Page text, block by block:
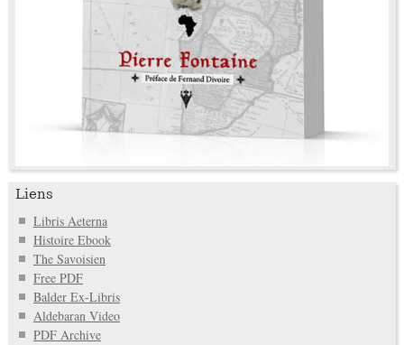
Liens
Libris Aeterna
Histoire Ebook
The Savoisien
Free PDF
Balder Ex-Libris
Aldebaran Video
PDF Archive